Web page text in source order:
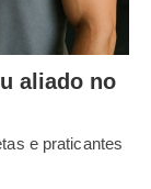
aliado no
e praticantes